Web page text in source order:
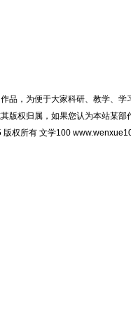
品，为便于大家科研、教学、
版权归属，如果您认为本站某
权所有 文学100